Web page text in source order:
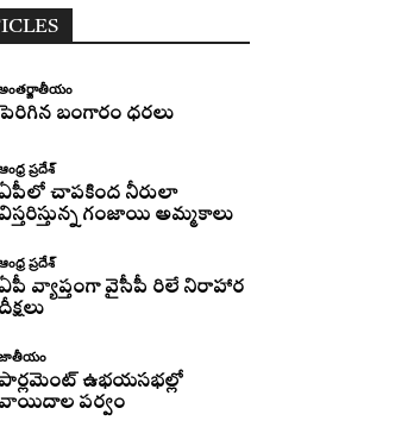
పెరిగిన బంగారం ధరలు
ప్రదేశ్
ఏపీలో చాపకింద నీరులా
విస్తరిస్తున్న గంజాయి అమ్మకాలు
ప్రదేశ్
ఏపీ వ్యాప్తంగా వైసీపీ రిలే నిరాహార
దీక్షలు
పార్లమెంట్ ఉభయసభల్లో
వాయిదాల పర్వం